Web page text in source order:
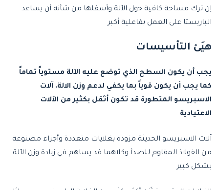
إن ترك مساحة كافية حول الآلة وأسفلها من شأنه أن يساعد
الباريستا على العمل بفاعلية أكبر
هيَئ التأسيسات
يجب أن يكون السطح الذي توضع عليه الآلة مستوياً تماماً
كما يجب أن يكون قوياً بما يكفي لدعم وزن الآلة. آلات
الاسبريسو المتطورة قد تكون أثقل بكثير من الآلات
الاعتيادية
آلات الاسبريسو الحديثة مزودة بغلايات متعددة وأجزاء مصنوعة
من الفولاذ المقاوم للصدأ وكلاهما قد يساهم في زيادة وزن الآلة
بشكل كبير